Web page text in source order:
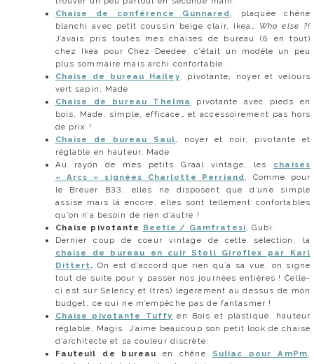
Chaise de conférence
Gunnared, plaquée chêne
blanchi avec petit coussin beige clair, Ikea… Who else ?!
J’avais pris toutes mes chaises de bureau (6 en tout)
chez Ikea pour Chez Deedee, c’était un modèle un peu
plus sommaire mais archi confortable.
Chaise de bureau
Hailey, pivotante, noyer et velours
vert sapin, Made
Chaise de bureau Thelma
pivotante avec pieds en
bois, Made, simple, efficace… et accessoirement pas hors
de prix !
Chaise de bureau Saul, noyer et noir, pivotante et
réglable en hauteur, Made
Au rayon de mes petits Graal vintage, les chaises
« Arcs » signées Charlotte Perriand. Comme pour
le Breuer B33, elles ne disposent que d’une simple
assise mais là encore, elles sont tellement confortables
qu’on n’a besoin de rien d’autre !
Chaise pivotante Beetle / Gamfratesi, Gubi.
Dernier coup de coeur vintage de cette sélection, la
chaise de bureau en cuir Stoll Giroflex par Karl
Dittert. On est d’accord que rien qu’à sa vue, on signe
tout de suite pour y passer nos journées entières ! Celle-
ci est sur Selency et (très) légèrement au dessus de mon
budget, ce qui ne m’empêche pas de fantasmer !
Chaise pivotante
Tuffy en Bois et plastique, hauteur
réglable, Magis. J’aime beaucoup son petit look de chaise
d’architecte et sa couleur discrète.
Fauteuil de bureau en chêne Suliac pour AmPm,